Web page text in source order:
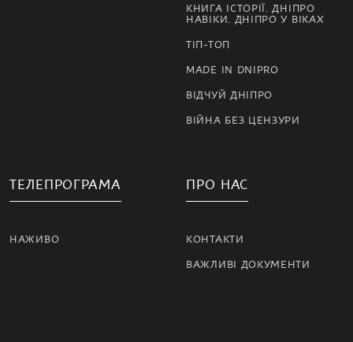
КНИГА ІСТОРІЇ. ДНІПРО
НАВІКИ. ДНІПРО У ВІКАХ
ТІП-ТОП
MADE IN DNIPRO
ВІДЧУЙ ДНІПРО
ВІЙНА БЕЗ ЦЕНЗУРИ
ТЕЛЕПРОГРАМА
НАЖИВО
ПРО НАС
КОНТАКТИ
ВАЖЛИВІ ДОКУМЕНТИ